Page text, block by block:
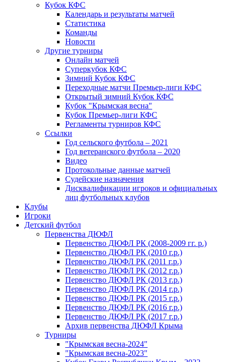
Кубок КФС
Календарь и результаты матчей
Статистика
Команды
Новости
Другие турниры
Онлайн матчей
Суперкубок КФС
Зимний Кубок КФС
Переходные матчи Премьер-лиги КФС
Открытый зимний Кубок КФС
Кубок "Крымская весна"
Кубок Премьер-лиги КФС
Регламенты турниров КФС
Ссылки
Год сельского футбола – 2021
Год ветеранского футбола – 2020
Видео
Протокольные данные матчей
Судейские назначения
Дисквалификации игроков и официальных
лиц футбольных клубов
Клубы
Игроки
Детский футбол
Первенства ДЮФЛ
Первенство ДЮФЛ РК (2008-2009 гг. р.)
Первенство ДЮФЛ РК (2010 г.р.)
Первенство ДЮФЛ РК (2011 г.р.)
Первенство ДЮФЛ РК (2012 г.р.)
Первенство ДЮФЛ РК (2013 г.р.)
Первенство ДЮФЛ РК (2014 г.р.)
Первенство ДЮФЛ РК (2015 г.р.)
Первенство ДЮФЛ РК (2016 г.р.)
Первенство ДЮФЛ РК (2017 г.р.)
Архив первенства ДЮФЛ Крыма
Турниры
"Крымская весна-2024"
"Крымская весна-2023"